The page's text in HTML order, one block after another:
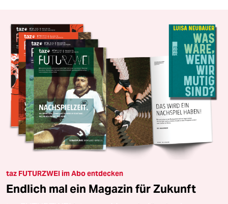
taz FUTURZWEI im Abo entdecken
Endlich mal ein Magazin für Zukunft